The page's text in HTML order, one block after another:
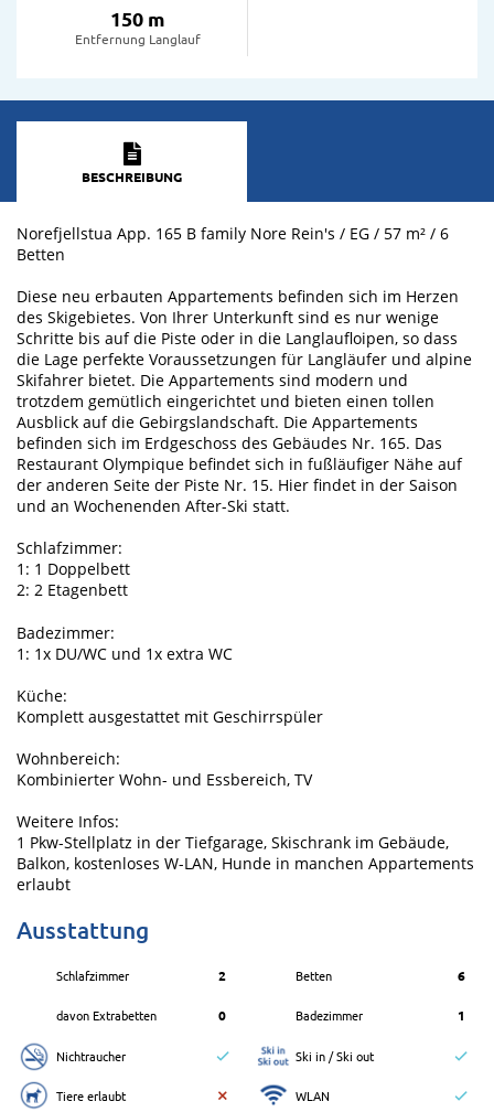
150 m
Entfernung Langlauf
BESCHREIBUNG
Norefjellstua App. 165 B family Nore Rein's / EG / 57 m² / 6
Betten
Diese neu erbauten Appartements befinden sich im Herzen
des Skigebietes. Von Ihrer Unterkunft sind es nur wenige
Schritte bis auf die Piste oder in die Langlaufloipen, so dass
die Lage perfekte Voraussetzungen für Langläufer und alpine
Skifahrer bietet. Die Appartements sind modern und
trotzdem gemütlich eingerichtet und bieten einen tollen
Ausblick auf die Gebirgslandschaft. Die Appartements
befinden sich im Erdgeschoss des Gebäudes Nr. 165. Das
Restaurant Olympique befindet sich in fußläufiger Nähe auf
der anderen Seite der Piste Nr. 15. Hier findet in der Saison
und an Wochenenden After-Ski statt.
Schlafzimmer:
1: 1 Doppelbett
2: 2 Etagenbett
Badezimmer:
1: 1x DU/WC und 1x extra WC
Küche:
Komplett ausgestattet mit Geschirrspüler
Wohnbereich:
Kombinierter Wohn- und Essbereich, TV
Weitere Infos:
1 Pkw-Stellplatz in der Tiefgarage, Skischrank im Gebäude,
Balkon, kostenloses W-LAN, Hunde in manchen Appartements
erlaubt
Ausstattung
Schlafzimmer 2 Betten 6
davon Extrabetten 0 Badezimmer 1
Nichtraucher Ski in / Ski out
Tiere erlaubt WLAN